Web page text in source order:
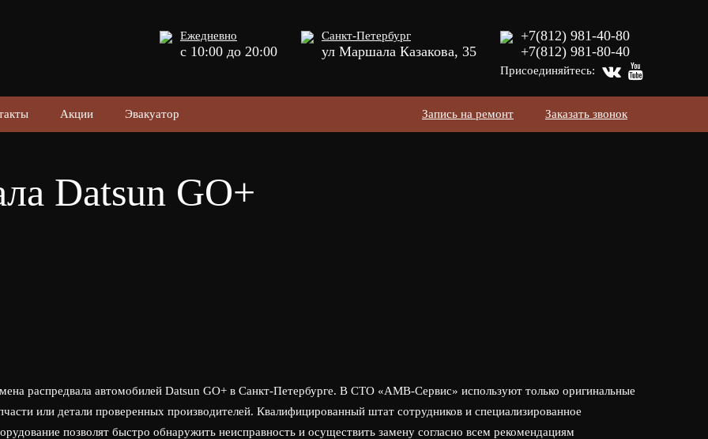
Ежедневно
с 10:00 до 20:00
Санкт-Петербург
ул Маршала Казакова, 35
+7(812) 981-40-80
+7(812) 981-80-40
Присоединяйтесь:
Акции Эвакуатор Заказать звонок
Запись на ремонт
Datsun GO+
распредвала автомобилей Datsun GO+ в Санкт-Петербурге. В СТО «АМВ-Сервис» используют только оригинальные
или детали проверенных производителей. Квалифицированный штат сотрудников и специализированное
позволят быстро обнаружить неисправность и осуществить замену согласно всем рекомендациям